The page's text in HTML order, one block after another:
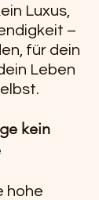
Luxus,
–
für dein
Leben
kein
hohe